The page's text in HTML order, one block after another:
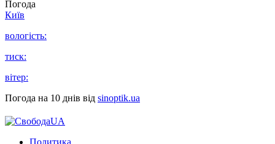
Погода
Київ
вологість:
тиск:
вітер:
Погода на 10 днів від sinoptik.ua
Политика